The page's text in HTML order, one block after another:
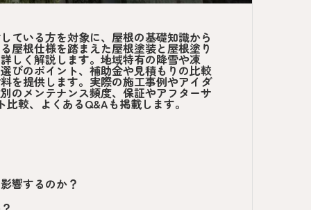
ている方を対象に、屋根の基礎知識から
屋根仕様を踏まえた屋根塗装と屋根塗り
しく解説します。地域特有の降雪や凍
びのポイント、補助金や見積もりの比較
を提供します。実際の施工事例やアイダ
のメンテナンス頻度、保証やアフターサ
較、よくあるQ&Aも掲載します。
響するのか？